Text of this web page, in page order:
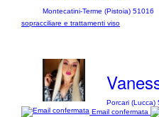
Montecatini-Terme (Pistoia) 51016
sopracciliare e trattamenti viso
Porcari (Lucca)
Email confermata